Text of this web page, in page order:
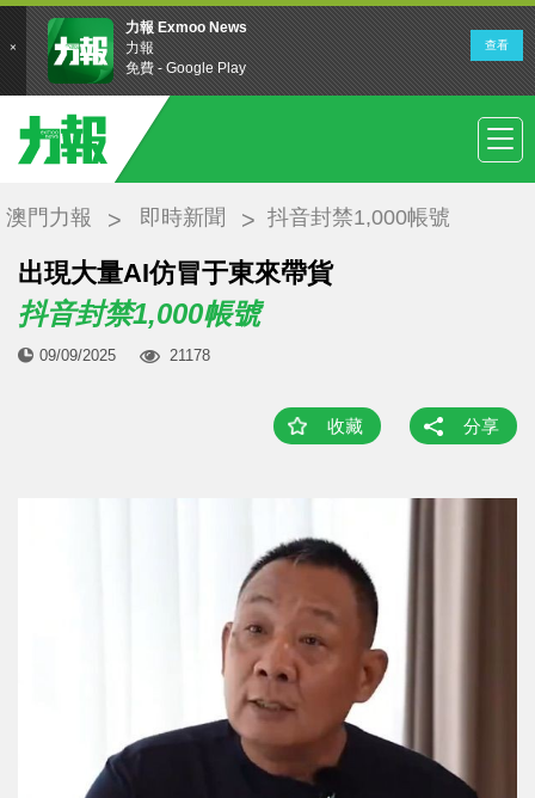
澳門力報 即時新聞 抖音封禁1,000帳號
出現大量AI仿冒于東來帶貨
抖音封禁1,000帳號
09/09/2025 21178
收藏 分享